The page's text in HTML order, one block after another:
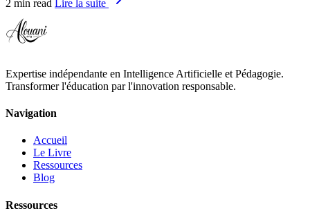
2 min read Lire la suite
Expertise indépendante en Intelligence Artificielle et Pédagogie.
Transformer l'éducation par l'innovation responsable.
Navigation
Accueil
Le Livre
Ressources
Blog
Ressources